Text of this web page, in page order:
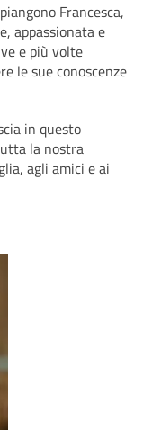
Francesca,
appassionata e
e più volte
le sue conoscenze
in questo
la nostra
agli amici e ai